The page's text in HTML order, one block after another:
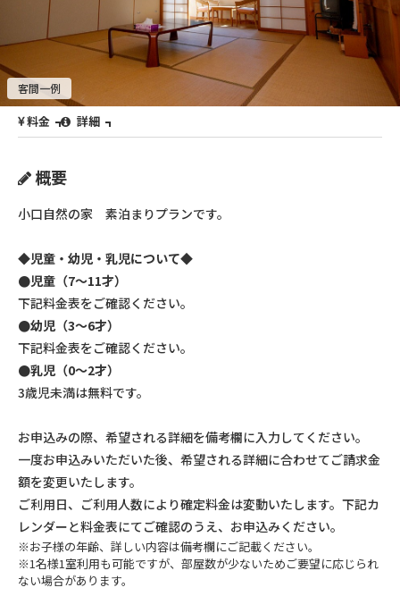
客間一例
料金 詳細
概要
小口自然の家 素泊まりプランです。
◆児童・幼児・乳児について◆
●児童（7～11才）
下記料金表をご確認ください。
●幼児（3～6才）
下記料金表をご確認ください。
●乳児（0～2才）
3歳児未満は無料です。
お申込みの際、希望される詳細を備考欄に入力してください。
一度お申込みいただいた後、希望される詳細に合わせてご請求金
額を変更いたします。
ご利用日、ご利用人数により確定料金は変動いたします。下記カ
レンダーと料金表にてご確認のうえ、お申込みください。
※お子様の年齢、詳しい内容は備考欄にご記載ください。
※1名様1室利用も可能ですが、部屋数が少ないためご要望に応じられ
ない場合があります。